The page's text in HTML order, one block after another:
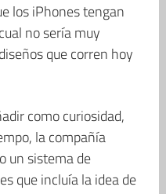
los iPhones tengan
no sería muy
que corren hoy
como curiosidad,
la compañía
un sistema de
que incluía la idea de